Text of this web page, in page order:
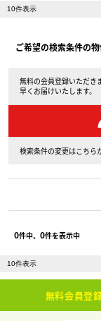
ご希望の検索条件の
無料の会員登録いただき
早くお届けいたします。
検索条件の変更はこちら
0件中、 0件を表示中
無料会員登